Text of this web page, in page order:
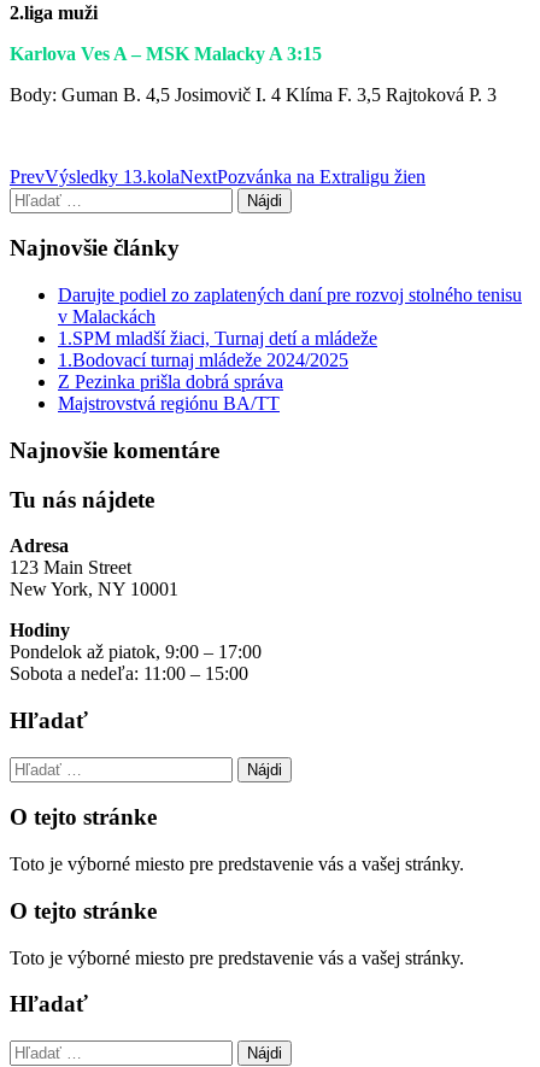
2.liga muži
Karlova Ves A – MSK Malacky A 3:15
Body: Guman B. 4,5 Josimovič I. 4 Klíma F. 3,5 Rajtoková P. 3
Post
navigation
PrevVýsledky 13.kolaNextPozvánka na Extraligu žien
Hľadať:
Najnovšie články
Darujte podiel zo zaplatených daní pre rozvoj stolného tenisu
v Malackách
1.SPM mladší žiaci, Turnaj detí a mládeže
1.Bodovací turnaj mládeže 2024/2025
Z Pezinka prišla dobrá správa
Majstrovstvá regiónu BA/TT
Najnovšie komentáre
Tu nás nájdete
Adresa
123 Main Street
New York, NY 10001
Hodiny
Pondelok až piatok, 9:00 – 17:00
Sobota a nedeľa: 11:00 – 15:00
Hľadať
Hľadať:
O tejto stránke
Toto je výborné miesto pre predstavenie vás a vašej stránky.
O tejto stránke
Toto je výborné miesto pre predstavenie vás a vašej stránky.
Hľadať
Hľadať: